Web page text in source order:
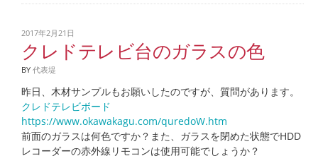
2017年2月21日
クレドテレビ台のガラスの色
BY 代表堤
昨日、木材サンプルもお願いしたのですが、質問があります。
クレドテレビボード
https://www.okawakagu.com/quredoW.htm
前面のガラスは何色ですか？また、ガラスを閉めた状態でHDD
レコーダーの赤外線リモコンは使用可能でしょうか？